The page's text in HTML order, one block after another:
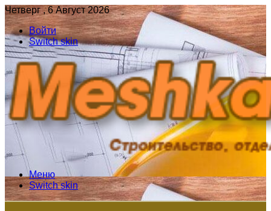
Четверг , 6 Август 2026
Войти
Switch skin
Меню
Switch skin